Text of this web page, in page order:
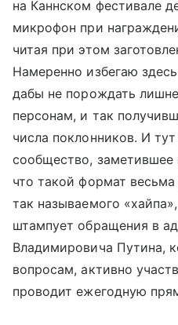
на Каннском фестивале
микрофон при
читая при этом
Намеренно избегаю
дабы не порождать
персонам, и так
числа поклонников. И
сообщество,
что такой формат
так называемого
штампует обращения в
Владимировича Путина,
вопросам, активно
проводит ежегодную